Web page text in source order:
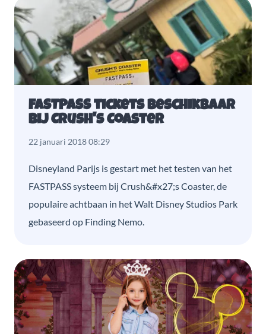
FASTPASS tickets beschikbaar
bij Crush's Coaster
22 januari 2018 08:29
Disneyland Parijs is gestart met het testen van het
FASTPASS systeem bij Crush&#x27;s Coaster, de
populaire achtbaan in het Walt Disney Studios Park
gebaseerd op Finding Nemo.